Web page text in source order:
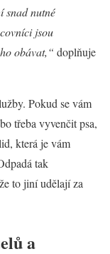
snad nutné
jsou
obávat,“ doplňuje
Pokud se vám
třeba vyvenčit psa,
která je vám
tak
to jiní udělají za
a